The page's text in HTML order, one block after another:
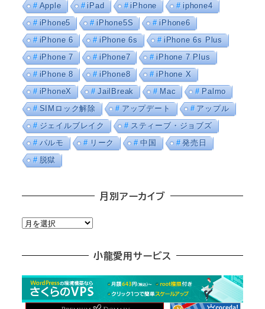
Apple iPad iPhone
iphone4
iPhone5
iPhone5S
iPhone6
iPhone 6
iPhone 6s
iPhone 6s Plus
iPhone 7
iPhone7
iPhone 7 Plus
iPhone 8
iPhone8
iPhone X
iPhoneX
JailBreak Mac
Palmo
SIMロック解除
アップデート
アップル
ジェイルブレイク
スティーブ・ジョブズ
パルモ
リーク 中国
発売日
脱獄
月別アーカイブ
月
カ
小龍愛用サービス